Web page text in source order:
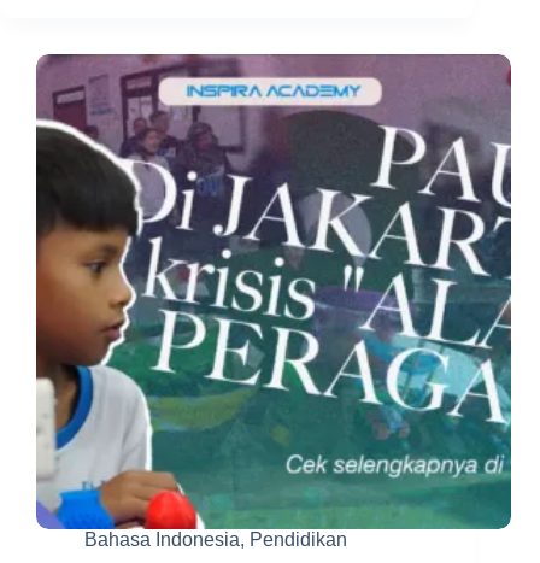
dan
Robotic?
Bergabunglah
dengan
Inspira
Academy
Bahasa Indonesia, Pendidikan